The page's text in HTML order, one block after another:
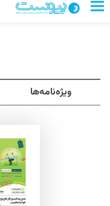
ویژه‌نامه‌ها